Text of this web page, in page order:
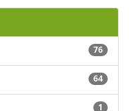
76
64
1